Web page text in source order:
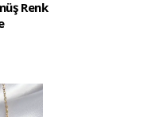
Renk